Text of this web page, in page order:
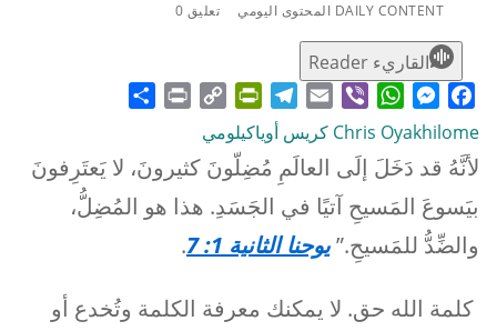
DAILY CONTENT المحتوى اليومي تعليق 0
القاريء Reader
Facebook
Messenger
WhatsApp
Viber
Email
Telegram
PrintFriendly
Copy
Print
Chris Oyakhilome كريس أوياكيلومي
لأنَّهُ قد دَخَلَ إلَى العالَمِ مُضِلّونَ كثيرونَ، لا يَعتَرِفونَ
بيَسوعَ المَسيحِ آتيًا في الجَسَدِ. هذا هو المُضِلُّ،
والضِّدُّ للمَسيحِ.”يوحنا الثانية 1: 7 .
كلمة الله حق. لا يمكنك معرفة الكلمة وتُخدع أو